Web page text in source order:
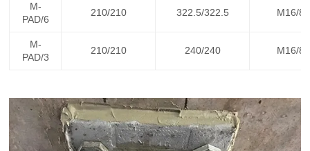
M-
PAD/6
210/210 322.5/322.5 M16/8
M-
PAD/3
210/210 240/240 M16/8